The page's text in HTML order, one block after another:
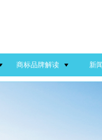
商标品牌解读 新